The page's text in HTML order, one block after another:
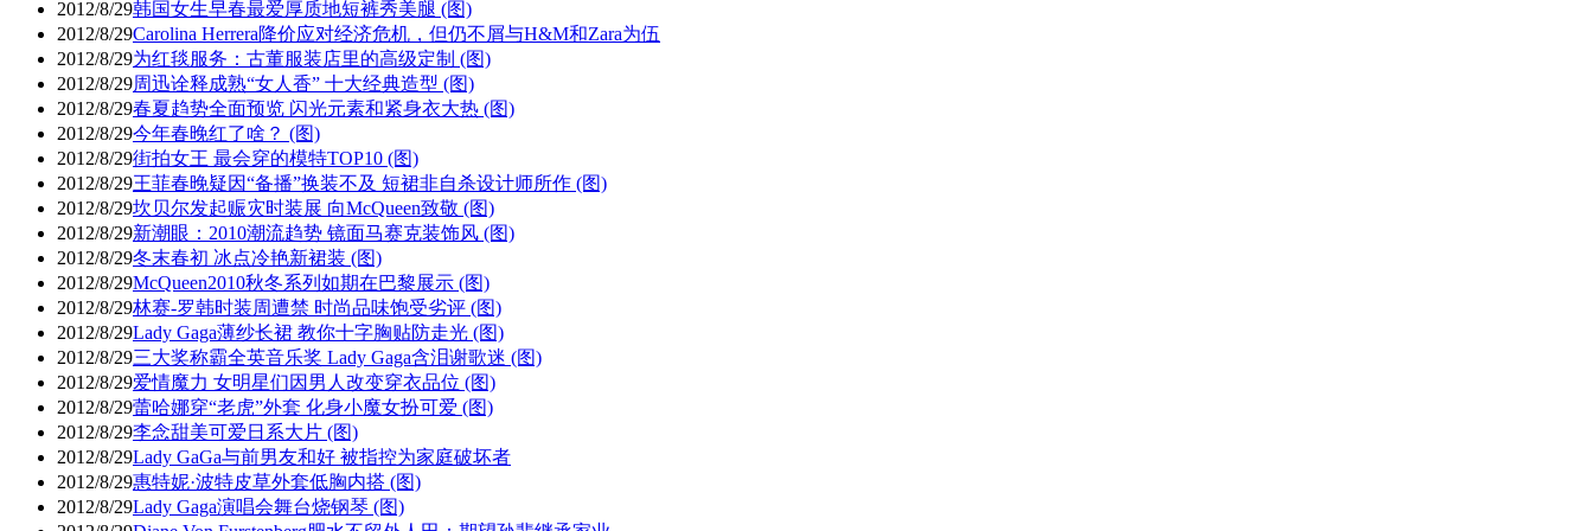
2012/8/29韩国女生早春最爱厚质地短裤秀美腿 (图)
2012/8/29Carolina Herrera降价应对经济危机，但仍不屑与H&M和Zara为伍
2012/8/29为红毯服务：古董服装店里的高级定制 (图)
2012/8/29周迅诠释成熟“女人香” 十大经典造型 (图)
2012/8/29春夏趋势全面预览 闪光元素和紧身衣大热 (图)
2012/8/29今年春晚红了啥？ (图)
2012/8/29街拍女王 最会穿的模特TOP10 (图)
2012/8/29王菲春晚疑因“备播”换装不及 短裙非自杀设计师所作 (图)
2012/8/29坎贝尔发起赈灾时装展 向McQueen致敬 (图)
2012/8/29新潮眼：2010潮流趋势 镜面马赛克装饰风 (图)
2012/8/29冬末春初 冰点冷艳新裙装 (图)
2012/8/29McQueen2010秋冬系列如期在巴黎展示 (图)
2012/8/29林赛-罗韩时装周遭禁 时尚品味饱受劣评 (图)
2012/8/29Lady Gaga薄纱长裙 教你十字胸贴防走光 (图)
2012/8/29三大奖称霸全英音乐奖 Lady Gaga含泪谢歌迷 (图)
2012/8/29爱情魔力 女明星们因男人改变穿衣品位 (图)
2012/8/29蕾哈娜穿“老虎”外套 化身小魔女扮可爱 (图)
2012/8/29李念甜美可爱日系大片 (图)
2012/8/29Lady GaGa与前男友和好 被指控为家庭破坏者
2012/8/29惠特妮·波特皮草外套低胸内搭 (图)
2012/8/29Lady Gaga演唱会舞台烧钢琴 (图)